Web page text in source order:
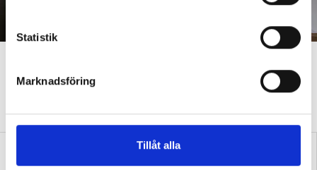
Statistik
Marknadsföring
Tillåt alla
underfinansierade skolor”
DEBATTHårda orden om kommunerna – vill förstatliga skolan